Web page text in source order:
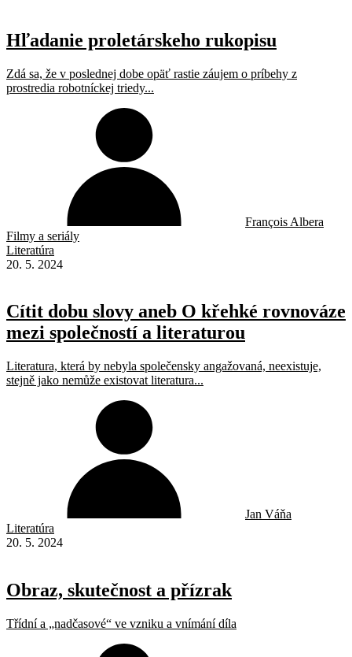
Hľadanie proletárskeho rukopisu
Zdá sa, že v poslednej dobe opäť rastie záujem o príbehy z
prostredia robotníckej triedy...
François Albera
Filmy a seriály
Literatúra
20. 5. 2024
Cítit dobu slovy aneb O křehké rovnováze
mezi společností a literaturou
Literatura, která by nebyla společensky angažovaná, neexistuje,
stejně jako nemůže existovat literatura...
Jan Váňa
Literatúra
20. 5. 2024
Obraz, skutečnost a přízrak
Třídní a „nadčasové“ ve vzniku a vnímání díla